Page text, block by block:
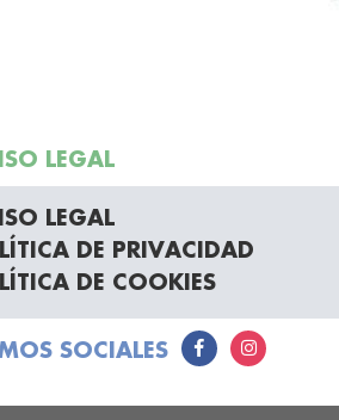
LEGAL
LEGAL
DE PRIVACIDAD
DE COOKIES
SOCIALES